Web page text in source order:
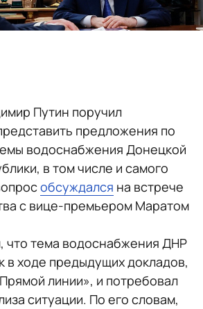
Путин поручил
предложения по
водоснабжения Донецкой
в том числе и самого
обсуждался на встрече
с вице-премьером Маратом
что тема водоснабжения ДНР
в ходе предыдущих докладов,
линии», и потребовал
ситуации. По его словам,